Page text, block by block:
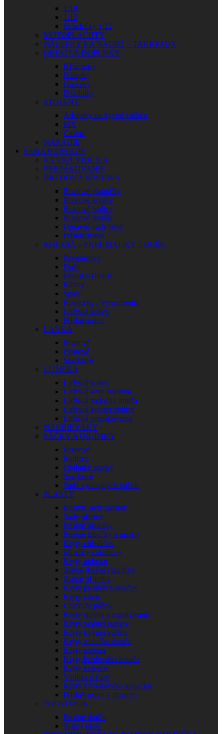
1:18
1:12
Skladačky 1:12
MOTOPLACHTY
NÁLEPKY NA NÁDRŽ – TANKPADY
OSTATNÉ DOPLNKY
Kľúčenky
Nálepky
Hrnčeky
Dáždniky
STOJANY
Adaptéry na kyvnú vidlicu
MX
Cestné
NÁRADIE
RÁM A PODVOZOK
KYVNÁ VIDLICA
PREPÁKOVANIE
BRZDOVÁ SÚSTAVA
Brzdové platničky
Brzdové kotúče
Brzdové hadice
Brzdové pedále
Opravné sady bŕzd
Príslušenstvo
KOLESÁ – PNEUMATIKY – DUŠE
Pneumatiky
Duše
Mousse-Tubliss
Ráfiky
Špice
Rozperky / Vymedzenia
Ložiská kolies
Príslušenstvo
LANKÁ
Brzdové
Plynové
Spojkové
LOŽISKÁ
Ložiská kolies
Ložiská krku riadenia
Ložiská zadného tlmiča
Ložiská kyvnej vidlice
Ložiská prepákovania
NAHRIEVÁKY
PÁČKY A OBJÍMKY
Brzdové
Radiace
Objímky spojky
Spojkové
Sada výklopných páčok
PLASTY
Restyle sady plastov
Sady plastov
Predné blatníky
Predné tabuľky a masky
Kryty chladičov
Mriežky chladičov
Kryty airboxu
Zadné (bočné) tabuľky
Zadné blatníky
Kryty predných tlmičov
Kryty rámu
Chrániče páčok
Kryty spojky a zapaľovania
Kryty vodnej pumpy
Kryty kyvnej vidlice
Kryty zadného tlmiča
Kryty motora
Kryty brzdového kotúča
Kryty polepov
Vodítka reťaze
Kryty vývodového koliečka
Príslušenstvo k plastom
PODVOZOK
Predné tlmiče
Zadný tlmič